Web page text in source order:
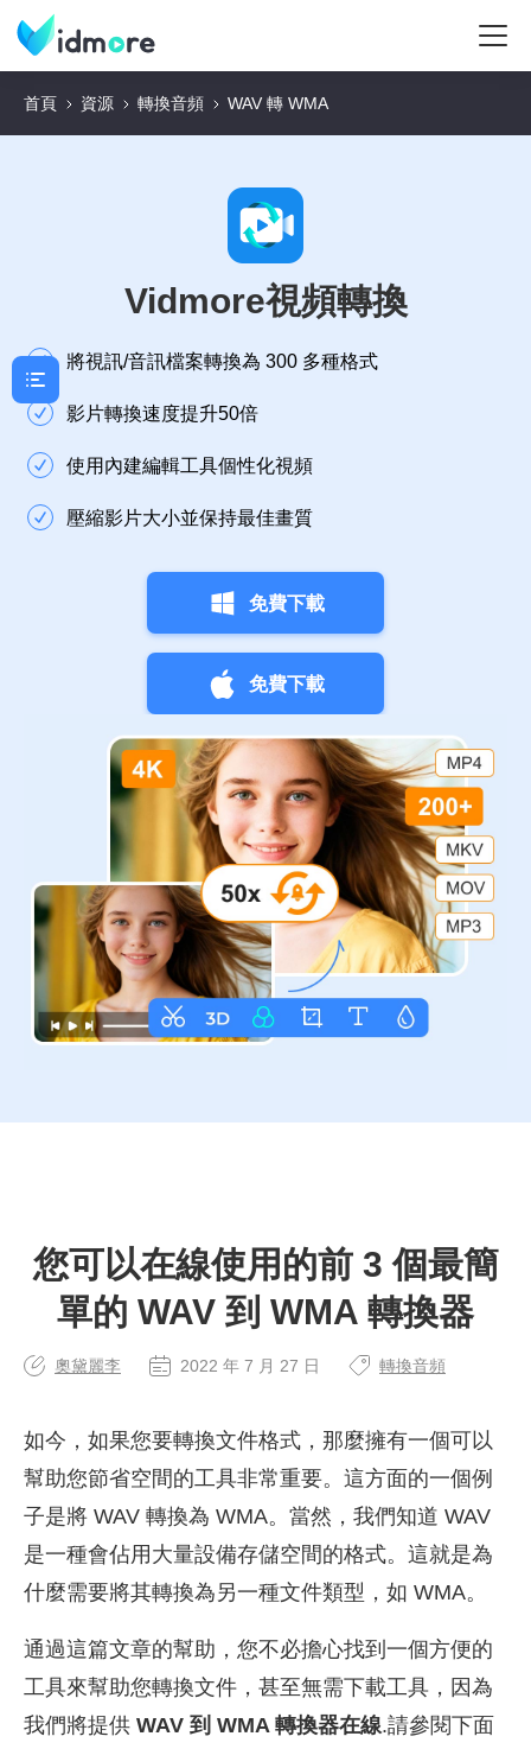
首頁 資源 轉換音頻 WAV 轉 WMA
Vidmore視頻轉換
將視訊/音訊檔案轉換為 300 多種格式
影片轉換速度提升50倍
使用內建編輯工具個性化視頻
壓縮影片大小並保持最佳畫質
免費下載
免費下載
您可以在線使用的前 3 個最簡
單的 WAV 到 WMA 轉換器
奧黛麗李 2022 年 7 月 27 日 轉換音頻
如今，如果您要轉換文件格式，那麼擁有一個可以
幫助您節省空間的工具非常重要。這方面的一個例
子是將 WAV 轉換為 WMA。當然，我們知道 WAV
是一種會佔用大量設備存儲空間的格式。這就是為
什麼需要將其轉換為另一種文件類型，如 WMA。
通過這篇文章的幫助，您不必擔心找到一個方便的
工具來幫助您轉換文件，甚至無需下載工具，因為
我們將提供 WAV 到 WMA 轉換器在線.請參閱下面